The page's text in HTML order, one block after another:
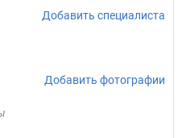
Добавить специалиста
Добавить фотографии